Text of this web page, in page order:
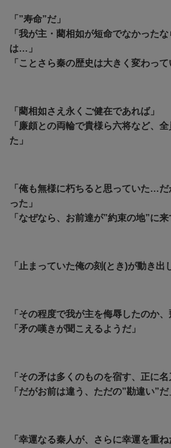
「”寿命”だ」
「我が主・藺相如が短命でなかった
は…」
「ことさら秦の歴史は大きく変わって
「藺相如さえ永くご健在であれば」
「廉頗との両輪で貴様ら六将など、
た」
「俺も無様に朽ちると思っていた…
った」
「なぜなら、お前達が”約束の地”に来
「止まっていた俺の刻(とき)が動き出
「その程度で我が主を侮辱したのか、
「矛の嘆きが聞こえるようだ」
「その矛は多くのものを宿す、正に名
「だがお前は違う、ただの”勘違い”だ
「幸運なる秦人が、さらに幸運を重ね